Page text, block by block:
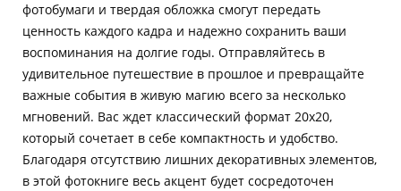
фотобумаги и твердая обложка смогут передать
ценность каждого кадра и надежно сохранить ваши
воспоминания на долгие годы. Отправляйтесь в
удивительное путешествие в прошлое и превращайте
важные события в живую магию всего за несколько
мгновений. Вас ждет классический формат 20х20,
который сочетает в себе компактность и удобство.
Благодаря отсутствию лишних декоративных элементов,
в этой фотокниге весь акцент будет сосредоточен